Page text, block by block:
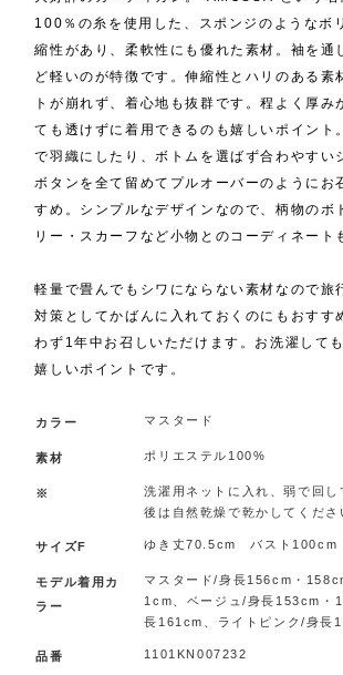
100％の糸を使用した、スポンジのようなボ
縮性があり、柔軟性にも優れた素材。袖を通
ど軽いのが特徴です。伸縮性とハリのある素
トが崩れず、着心地も抜群です。程よく厚み
ても透けずに着用できるのも嬉しいポイント
で羽織にしたり、ボトムを選ばず合わやすい
ボタンを全て留めてプルオーバーのようにお
すめ。シンプルなデザインなので、柄物のボ
リー・スカーフなど小物とのコーディネート
軽量で畳んでもシワにならない素材なので旅
対策としてかばんに入れておくのにもおすす
わず1年中お召しいただけます。お洗濯して
嬉しいポイントです。
カラー マスタード
素材 ポリエステル100%
※
洗濯用ネットに入れ、弱で回し
後は自然乾燥で乾かしてくださ
サイズF ゆき丈70.5cm バスト
モデル着用カ
ラー
マスタード/身長156cm・
1cm、ベージュ/身長153cm・
長161cm、ライトピンク/身長
品番 1101KN007232